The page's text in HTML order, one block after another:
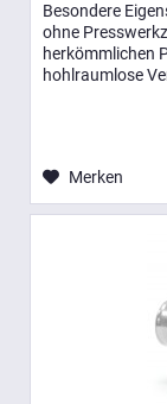
Besondere
ohne
herkömmlichen
hohlraumlose
Merken